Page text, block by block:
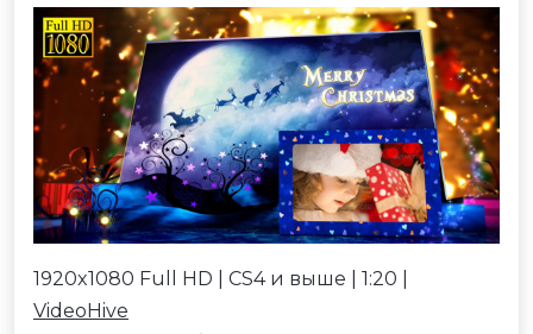
1920x1080 Full HD | CS4 и выше | 1:20 |
VideoHive